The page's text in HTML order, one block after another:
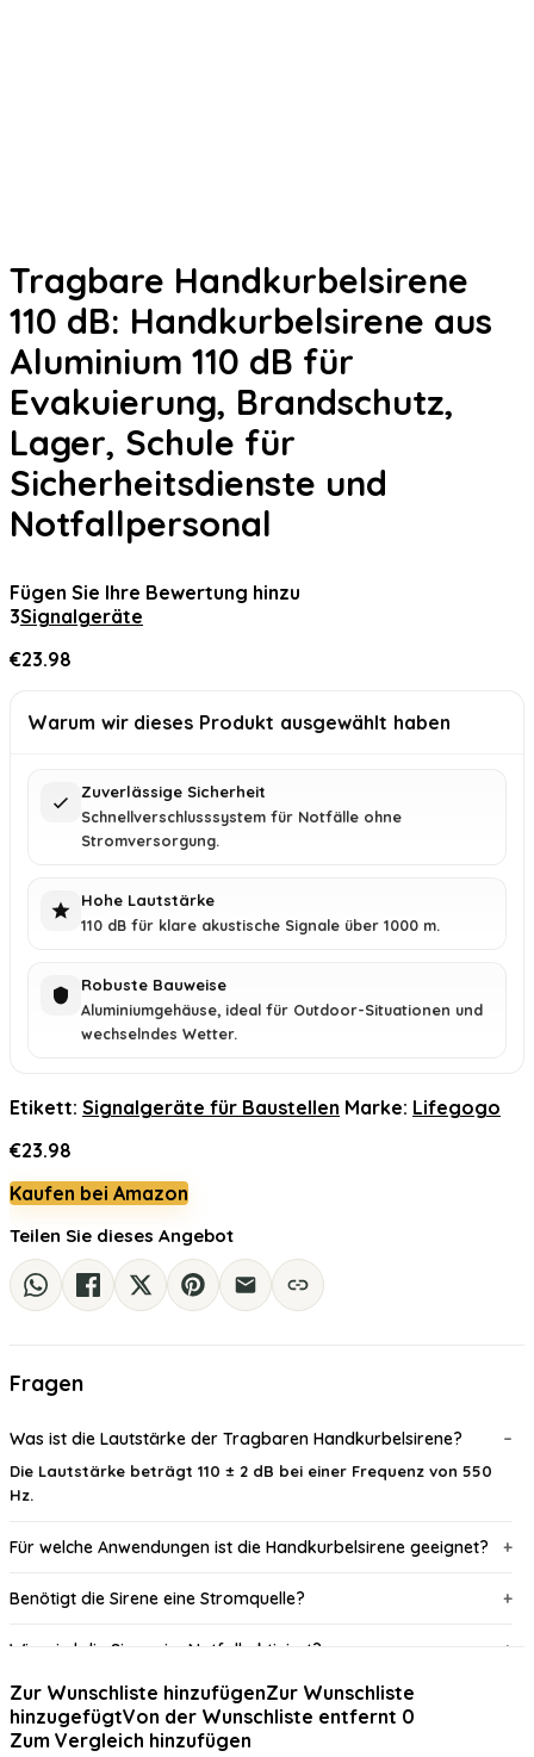
Tragbare Handkurbelsirene
110 dB: Handkurbelsirene aus
Aluminium 110 dB für
Evakuierung, Brandschutz,
Lager, Schule für
Sicherheitsdienste und
Notfallpersonal
Fügen Sie Ihre Bewertung hinzu
3Signalgeräte
€23.98
Warum wir dieses Produkt ausgewählt haben
Zuverlässige Sicherheit
Schnellverschlusssystem für Notfälle ohne
Stromversorgung.
Hohe Lautstärke
110 dB für klare akustische Signale über 1000 m.
Robuste Bauweise
Aluminiumgehäuse, ideal für Outdoor-Situationen und
wechselndes Wetter.
Etikett: Signalgeräte für Baustellen Marke: Lifegogo
€23.98
Kaufen bei Amazon
Teilen Sie dieses Angebot
Fragen
Was ist die Lautstärke der Tragbaren Handkurbelsirene?
Die Lautstärke beträgt 110 ± 2 dB bei einer Frequenz von 550
Hz.
Für welche Anwendungen ist die Handkurbelsirene geeignet?
Benötigt die Sirene eine Stromquelle?
Wie wird die Sirene im Notfall aktiviert?
Wie weit sind die akustischen Signale hörbar?
Ist die Sirene für den Einsatz durch Sicherheitsdienste
Zur Wunschliste hinzufügenZur Wunschliste
hinzugefügtVon der Wunschliste entfernt 0
Zum Vergleich hinzufügen